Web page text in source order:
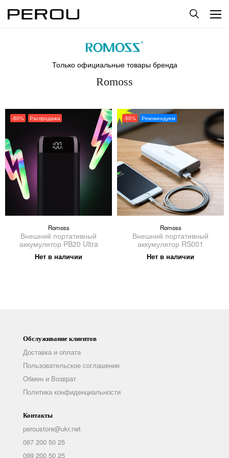
Только официальные товары бренда
Romoss
-50% Распродажа
Romoss
Внешний портативный
аккумулятор PB20 Ultra
Нет в наличии
-50% Рекомендуем
Romoss
Внешний портативный
аккумулятор RS001
Нет в наличии
Обслуживание клиентов
Доставка и оплата
Пользовательское соглашение
Обмен и Возврат
Политика конфиденциальности
Контакты
peroustore@ukr.net
067 200 50 25
099 200 50 25